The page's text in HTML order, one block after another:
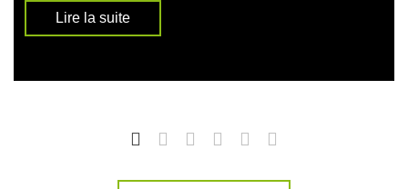
Lire la suite